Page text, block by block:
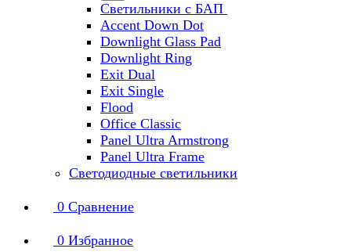
Светильники с БАП
Accent Down Dot
Downlight Glass Pad
Downlight Ring
Exit Dual
Exit Single
Flood
Office Classic
Panel Ultra Armstrong
Panel Ultra Frame
Светодиодные светильники
0 Сравнение
0 Избранное